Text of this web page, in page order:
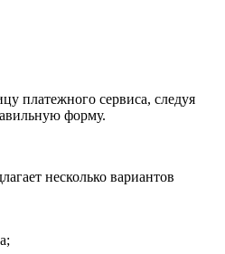
платежного сервиса, следуя
форму.
несколько вариантов